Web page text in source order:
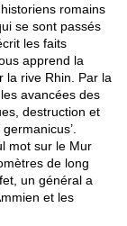
romains
se sont passés
les faits
apprend la
la rive Rhin. Par la
avancées des
destruction et
mot sur le Mur
de long
un général a
et les